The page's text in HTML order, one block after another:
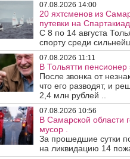
07.08.2026 14:00
20 яхтсменов из
путевки на
С 8 по 14 августа
спорту среди
07.08.2026 11:11
В Тольятти
После звонка от
что его разводят, и
2,4 млн рублей ..
07.08.2026 10:56
В Самарской области
мусор .
За прошедшие сутки
на ликвидацию 14